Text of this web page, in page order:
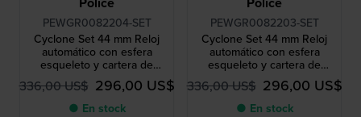
PEWGR0082204-SET
Cyclone Set 44 mm Reloj
automático con esfera
esqueleto y cartera de
regalo
336,00 US$ 296,00 US$
● En stock
PEWGR0082203-SET
Cyclone Set 44 mm Reloj
automático con esfera
esqueleto y cartera de
regalo
336,00 US$ 296,00 US$
● En stock